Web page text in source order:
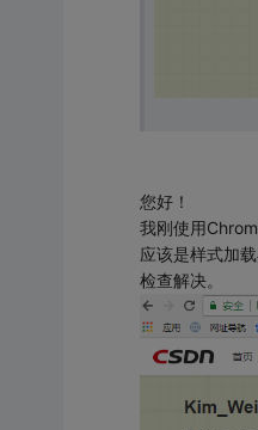
您好！
我刚使用
应该是样式加
检查解决。